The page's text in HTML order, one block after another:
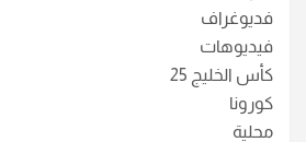
فديوغراف
فيديوهات
كأس الخليج 25
كورونا
محلية